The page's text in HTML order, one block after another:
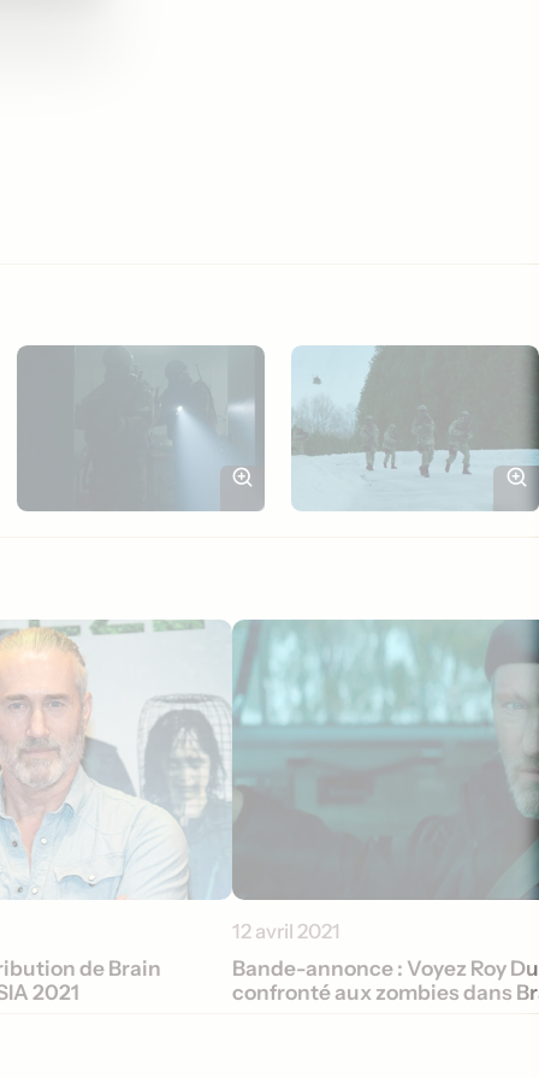
de Brain
2021
12 avril 2021
Bande-annonce : Voyez Roy
confronté aux zombies dans